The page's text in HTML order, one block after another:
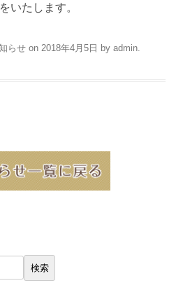
いたします。
らせ on 2018年4月5日 by admin
検索